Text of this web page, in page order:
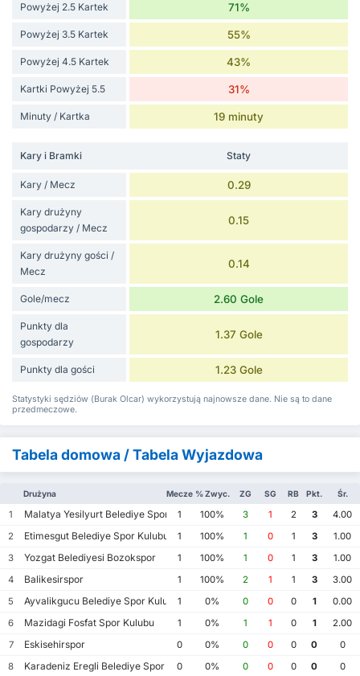
Powyżej 2.5 Kartek 71%
Powyżej 3.5 Kartek 55%
Powyżej 4.5 Kartek 43%
Kartki Powyżej 5.5 31%
Minuty / Kartka 19 minuty
Kary i Bramki Staty
Kary / Mecz 0.29
Kary drużyny
gospodarzy / Mecz
0.15
Kary drużyny gości /
Mecz
0.14
Gole/mecz 2.60 Gole
Punkty dla
gospodarzy
1.37 Gole
Punkty dla gości 1.23 Gole
Statystyki sędziów (Burak Olcar) wykorzystują najnowsze dane. Nie są to dane
przedmeczowe.
Tabela domowa / Tabela Wyjazdowa
Drużyna Mecze % Zwyc. ZG SG RB Pkt. Śr.
1 Malatya Yesilyurt Belediye Spor Kulubu
1 100% 3 1 2 3
4.00
2
Etimesgut Belediye Spor Kulubu 1 100% 1 0 1 3
1.00
3
Yozgat Belediyesi Bozokspor 1 100% 1 0 1 3
1.00
4
Balikesirspor 1 100% 2 1 1 3
3.00
5
Ayvalikgucu Belediye Spor Kulubu1 0% 0 0 0 1
0.00
6
Mazidagi Fosfat Spor Kulubu 1 0% 1 1 0 1
2.00
7
Eskisehirspor 0 0% 0 0 0 0
0
8
Karadeniz Eregli Belediye Spor Kulubu
0 0% 0 0 0 0
0